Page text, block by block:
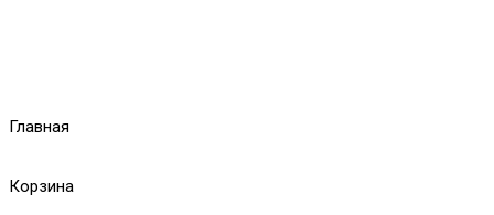
Главная
Корзина